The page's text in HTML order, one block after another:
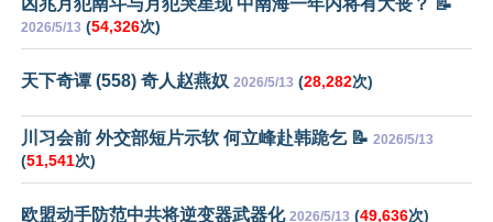
2026/5/13 (54,326次)
天下奇谭 (558) 奇人赵燕奴 2026/5/13 (28,282次)
川习会前 外交部短片示软 何立峰赴韩跪乞 📝 2026/5/13
(51,541次)
欧盟动手防范中共将逆变器武器化 2026/5/13 (49,636次)